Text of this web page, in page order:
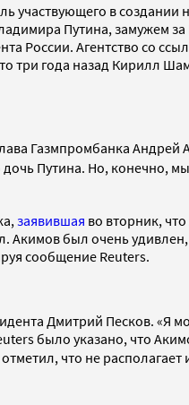
участвующего в
Путина, замужем
России. Агентство со
три года назад Кирилл
Газмпромбанка Андрей
дочь Путина. Но, конечно,
заявившая во вторник,
Акимов был очень
сообщение Reuters.
Дмитрий Песков. «Я
было указано, что
что не располагает